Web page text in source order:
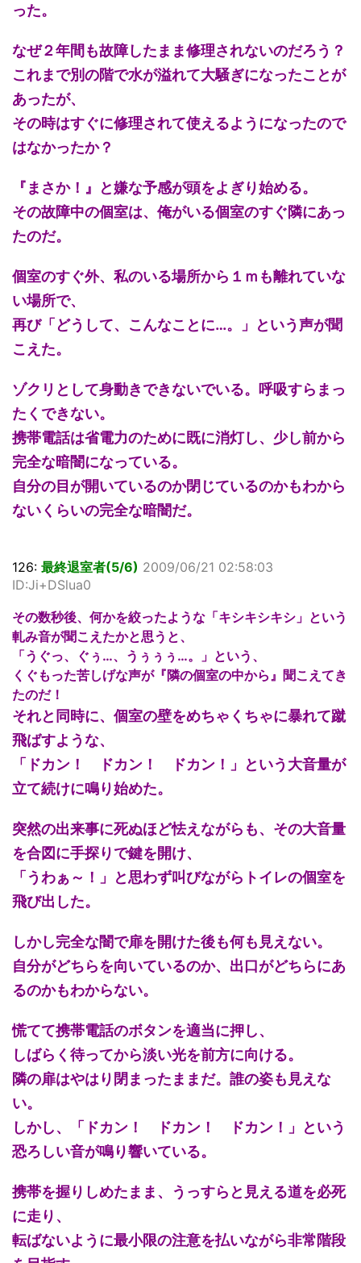
った。
なぜ２年間も故障したまま修理されないのだろう？
これまで別の階で水が溢れて大騒ぎになったことが
あったが、
その時はすぐに修理されて使えるようになったので
はなかったか？
『まさか！』と嫌な予感が頭をよぎり始める。
その故障中の個室は、俺がいる個室のすぐ隣にあっ
たのだ。
個室のすぐ外、私のいる場所から１ｍも離れていな
い場所で、
再び「どうして、こんなことに…。」という声が聞
こえた。
ゾクリとして身動きできないでいる。呼吸すらまっ
たくできない。
携帯電話は省電力のために既に消灯し、少し前から
完全な暗闇になっている。
自分の目が開いているのか閉じているのかもわから
ないくらいの完全な暗闇だ。
126: 最終退室者(5/6) 2009/06/21 02:58:03
ID:Ji+DSlua0
その数秒後、何かを絞ったような「キシキシキシ」という
軋み音が聞こえたかと思うと、
「うぐっ、ぐぅ…、うぅぅぅ…。」という、
くぐもった苦しげな声が『隣の個室の中から』聞こえてき
たのだ！
それと同時に、個室の壁をめちゃくちゃに暴れて蹴
飛ばすような、
「ドカン！ ドカン！ ドカン！」という大音量が
立て続けに鳴り始めた。
突然の出来事に死ぬほど怯えながらも、その大音量
を合図に手探りで鍵を開け、
「うわぁ～！」と思わず叫びながらトイレの個室を
飛び出した。
しかし完全な闇で扉を開けた後も何も見えない。
自分がどちらを向いているのか、出口がどちらにあ
るのかもわからない。
慌てて携帯電話のボタンを適当に押し、
しばらく待ってから淡い光を前方に向ける。
隣の扉はやはり閉まったままだ。誰の姿も見えな
い。
しかし、「ドカン！ ドカン！ ドカン！」という
恐ろしい音が鳴り響いている。
携帯を握りしめたまま、うっすらと見える道を必死
に走り、
転ばないように最小限の注意を払いながら非常階段